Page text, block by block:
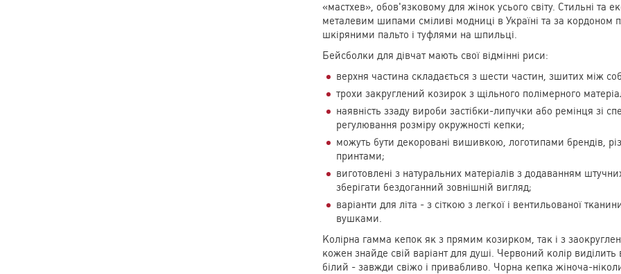
«мастхев», обов'язковому для жінок усього світу. Стильні та
металевим шипами сміливі модниці в Україні та за кордоном
шкіряними пальто і туфлями на шпильці.
Бейсболки для дівчат мають свої відмінні риси:
верхня частина складається з шести частин, зшитих між
трохи закруглений козирок з щільного полімерного
наявність ззаду вироби застібки-липучки або ремінця зі
регулювання розміру окружності кепки;
можуть бути декоровані вишивкою, логотипами брендів,
принтами;
виготовлені з натуральних матеріалів з додаванням
зберігати бездоганний зовнішній вигляд;
варіанти для літа - з сіткою з легкої і вентильованої
вушками.
Колірна гамма кепок як з прямим козирком, так і з
кожен знайде свій варіант для душі. Червоний колір виділить
білий - завжди свіжо і привабливо. Чорна кепка жіноча-